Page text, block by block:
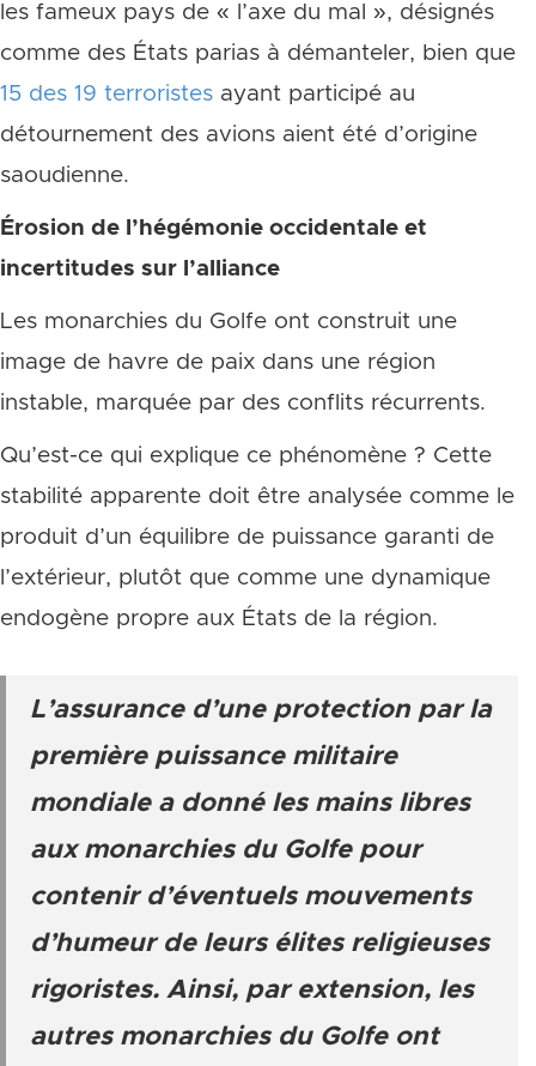
les fameux pays de « l’axe du mal », désignés
comme des États parias à démanteler, bien que
15 des 19 terroristes ayant participé au
détournement des avions aient été d’origine
saoudienne.
Érosion de l’hégémonie occidentale et
incertitudes sur l’alliance
Les monarchies du Golfe ont construit une
image de havre de paix dans une région
instable, marquée par des conflits récurrents.
Qu’est-ce qui explique ce phénomène ? Cette
stabilité apparente doit être analysée comme le
produit d’un équilibre de puissance garanti de
l’extérieur, plutôt que comme une dynamique
endogène propre aux États de la région.
L’assurance d’une protection par la
première puissance militaire
mondiale a donné les mains libres
aux monarchies du Golfe pour
contenir d’éventuels mouvements
d’humeur de leurs élites religieuses
rigoristes. Ainsi, par extension, les
autres monarchies du Golfe ont